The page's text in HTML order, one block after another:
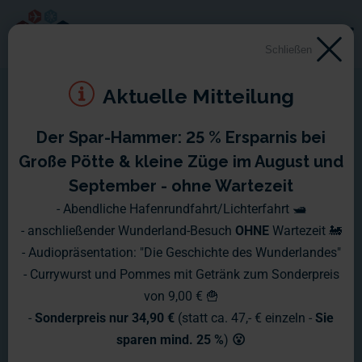
Schließen
Aktuelle Mitteilung
Der Spar-Hammer: 25 % Ersparnis bei
Große Pötte & kleine Züge im August und
September - ohne Wartezeit
- Abendliche Hafenrundfahrt/Lichterfahrt 🛥️
- anschließender Wunderland-Besuch OHNE Wartezeit 🚂
- Audiopräsentation: "Die Geschichte des Wunderlandes"
- Currywurst und Pommes mit Getränk zum Sonderpreis
von 9,00 € 🍟
- Sonderpreis nur 34,90 € (statt ca. 47,- € einzeln - Sie
sparen mind. 25 %) 😮